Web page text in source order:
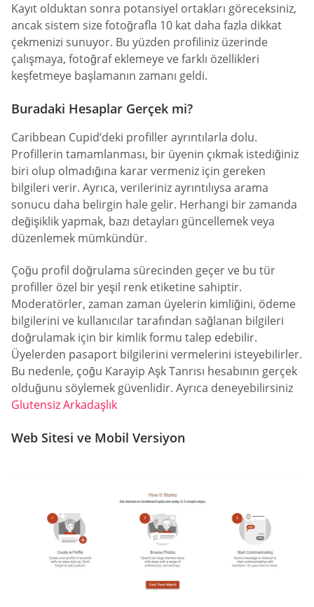
Kayıt olduktan sonra potansiyel ortakları göreceksiniz,
ancak sistem size fotoğrafla 10 kat daha fazla dikkat
çekmenizi sunuyor. Bu yüzden profiliniz üzerinde
çalışmaya, fotoğraf eklemeye ve farklı özellikleri
keşfetmeye başlamanın zamanı geldi.
Buradaki Hesaplar Gerçek mi?
Caribbean Cupid’deki profiller ayrıntılarla dolu.
Profillerin tamamlanması, bir üyenin çıkmak istediğiniz
biri olup olmadığına karar vermeniz için gereken
bilgileri verir. Ayrıca, verileriniz ayrıntılıysa arama
sonucu daha belirgin hale gelir. Herhangi bir zamanda
değişiklik yapmak, bazı detayları güncellemek veya
düzenlemek mümkündür.
Çoğu profil doğrulama sürecinden geçer ve bu tür
profiller özel bir yeşil renk etiketine sahiptir.
Moderatörler, zaman zaman üyelerin kimliğini, ödeme
bilgilerini ve kullanıcılar tarafından sağlanan bilgileri
doğrulamak için bir kimlik formu talep edebilir.
Üyelerden pasaport bilgilerini vermelerini isteyebilirler.
Bu nedenle, çoğu Karayip Aşk Tanrısı hesabının gerçek
olduğunu söylemek güvenlidir. Ayrıca deneyebilirsiniz
Glutensiz Arkadaşlık
Web Sitesi ve Mobil Versiyon